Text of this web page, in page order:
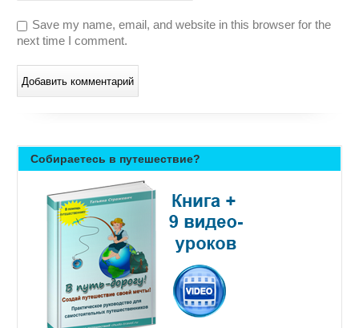
Save my name, email, and website in this browser for the
next time I comment.
Собираетесь в путешествие?